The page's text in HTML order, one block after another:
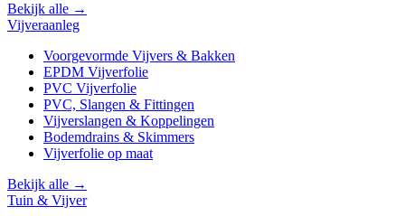
Bekijk alle →
Vijveraanleg
Voorgevormde Vijvers & Bakken
EPDM Vijverfolie
PVC Vijverfolie
PVC, Slangen & Fittingen
Vijverslangen & Koppelingen
Bodemdrains & Skimmers
Vijverfolie op maat
Bekijk alle →
Tuin & Vijver